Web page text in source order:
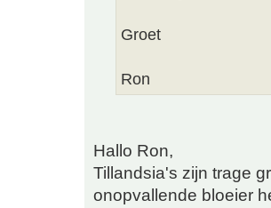
Groet
Ron
Hallo Ron,
Tillandsia's zijn trage
onopvallende bloeier